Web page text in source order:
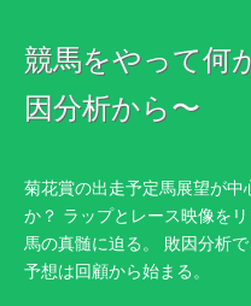
競馬をやって何
因分析から〜
菊花賞の出走予定馬展望が
か？ ラップとレース映像を
馬の真髄に迫る。 敗因分析
予想は回顧から始まる。